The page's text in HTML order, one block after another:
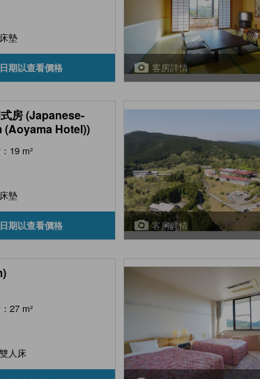
墊
期以查看價格 客房詳情
房 (Japanese-
(Aoyama Hotel))
19 m²
墊
期以查看價格 客房詳情
27 m²
人床